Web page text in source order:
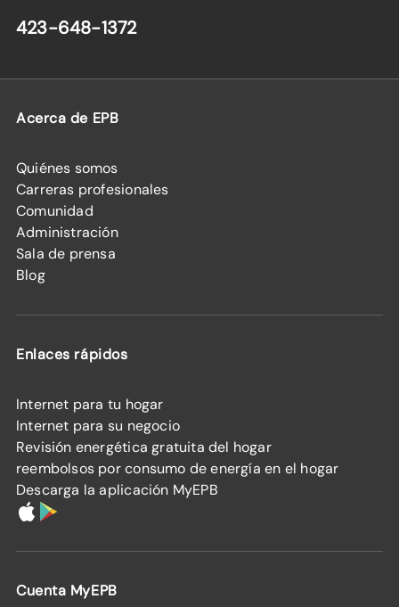
423-648-1372
Acerca de EPB
Quiénes somos
Carreras profesionales
Comunidad
Administración
Sala de prensa
Blog
Enlaces rápidos
Internet para tu hogar
Internet para su negocio
Revisión energética gratuita del hogar
reembolsos por consumo de energía en el hogar
Descarga la aplicación MyEPB
Cuenta MyEPB